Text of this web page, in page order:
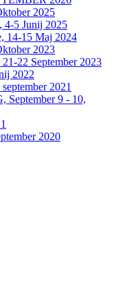
2025
4-5 Junij 2025
14-15 Maj 2024
2023
22 September 2023
2022
2021
9 - 10,
2020